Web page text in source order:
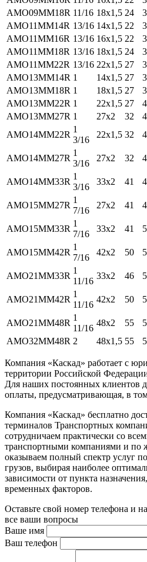
AMO09MM18R 11/16 18x1,5 24
AMO11MM14R 13/16 14x1,5 22
AMO11MM16R 13/16 16x1,5 22
AMO11MM18R 13/16 18x1,5 24
AMO11MM22R 13/16 22x1,5 27
AMO13MM14R 1 14x1,5 27
AMO13MM18R 1 18x1,5 27
AMO13MM22R 1 22x1,5 27
AMO13MM27R 1 27x2 32
AMO14MM22R
1
3/16
22x1,5 32
AMO14MM27R
1
3/16
27x2 32
AMO14MM33R
1
3/16
33x2 41
AMO15MM27R
1
7/16
27x2 41
AMO15MM33R
1
7/16
33x2 41
AMO15MM42R
1
7/16
42x2 50
AMO21MM33R
1
11/16
33x2 46
AMO21MM42R
1
11/16
42x2 50
AMO21MM48R
1
11/16
48x2 55
AMO32MM48R 2 48x1,5 55
Компания «Каскад» работает с
территории Российской
Для наших постоянных клиентов
оплаты, предусматривающая, в
Компания «Каскад» бесплатно
терминалов Транспортных
сотрудничаем практически со
транспортными компаниями и по
оказываем полный спектр услуг
грузов, выбирая наиболее
зависимости от пункта
временных факторов.
Оставьте свой номер телефона и
все ваши вопросы
Ваше имя
Ваш телефон